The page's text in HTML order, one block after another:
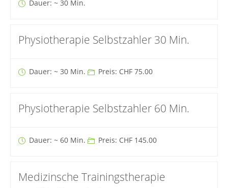
Dauer: ~ 30 Min.
Physiotherapie Selbstzahler 30 Min.
Dauer: ~ 30 Min. Preis: CHF 75.00
Physiotherapie Selbstzahler 60 Min.
Dauer: ~ 60 Min. Preis: CHF 145.00
Medizinsche Trainingstherapie